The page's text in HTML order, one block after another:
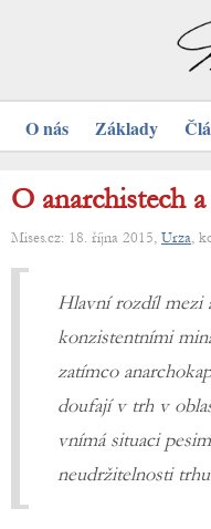
O nás Základy
O anarchistech
Mises.cz: 18. října 2015, Urza,
Hlavní rozdíl mezi
konzistentními
zatímco
doufají v trh v
vnímá situaci
neudržitelnosti